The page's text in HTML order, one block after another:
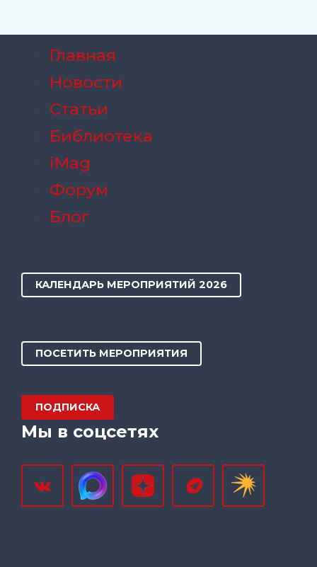
Главная
Новости
Статьи
Библиотека
iMag
Форум
Блог
КАЛЕНДАРЬ МЕРОПРИЯТИЙ 2026
ПОСЕТИТЬ МЕРОПРИЯТИЯ
ПОДПИСКА
Мы в соцсетях